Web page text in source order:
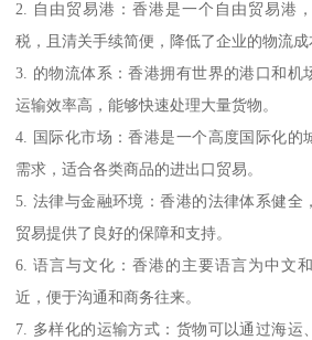
2. 自由贸易港：香港是一个自由贸易港
税，且清关手续简便，降低了企业的物流成
3. 的物流体系：香港拥有世界的港口和机
运输效率高，能够快速处理大量货物。
4. 国际化市场：香港是一个高度国际化的
需求，适合各类商品的进出口贸易。
5. 法律与金融环境：香港的法律体系健全
贸易提供了良好的保障和支持。
6. 语言与文化：香港的主要语言为中文
近，便于沟通和商务往来。
7. 多样化的运输方式：货物可以通过海运